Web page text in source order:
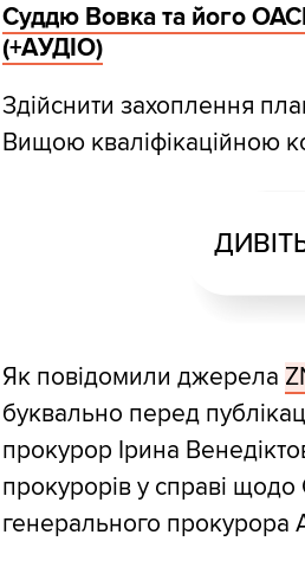
Суддю Вовка та його
(+АУДІО)
Здійснити захоплення
Вищою кваліфікаційною
Як повідомили джерела
буквально перед
прокурор Ірина
прокурорів у справі
генерального прокурора